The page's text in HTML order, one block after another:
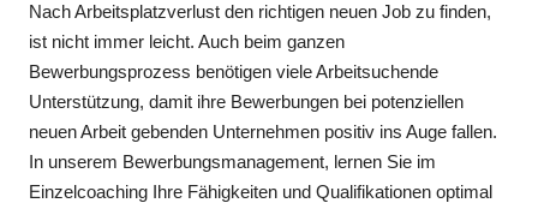
Nach Arbeitsplatzverlust den richtigen neuen Job zu finden,
ist nicht immer leicht. Auch beim ganzen
Bewerbungsprozess benötigen viele Arbeitsuchende
Unterstützung, damit ihre Bewerbungen bei potenziellen
neuen Arbeit gebenden Unternehmen positiv ins Auge fallen.
In unserem Bewerbungsmanagement, lernen Sie im
Einzelcoaching Ihre Fähigkeiten und Qualifikationen optimal